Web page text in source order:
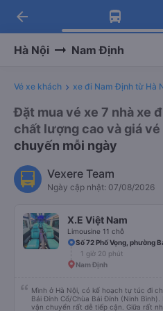
Tải app Vexere
Nhận ưu đãi thành
Tải app Vexere
-30k/ghế khi đặt
arrow_back
Hà Nội Nam Định
Vé xe khách xe đi Nam Định từ Hà
Đặt mua vé xe 7 nhà xe
chất lượng cao và giá
chuyến mỗi ngày
Vexere Team
Ngày cập nhật: 07/08/2026
X.E Việt Nam
Limousine 11 chỗ
Số 72 Phố Vọng, phường
1 giờ 20 phút
Nam Định
Mình ở Hà Nội, có kế hoạch tự túc đi
Bái Đính Cổ/Chùa Bái Đính (Ninh
vận chuyển rất dễ tiếp cận. Giữa rất